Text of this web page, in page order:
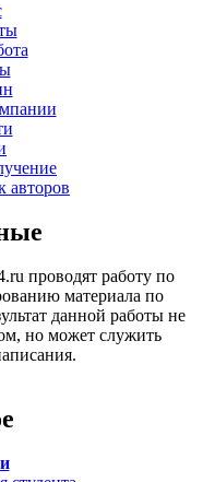
авторов
проводят работу по
материала по
данной работы не
но может служить